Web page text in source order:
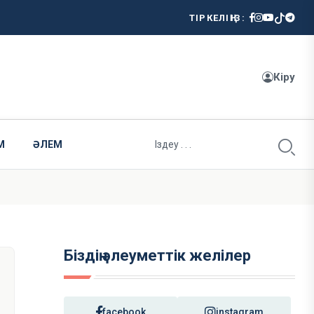
ТІРКЕЛІҢІЗ:
Кіру
ӘЛЕМ
Біздің әлеуметтік желілер